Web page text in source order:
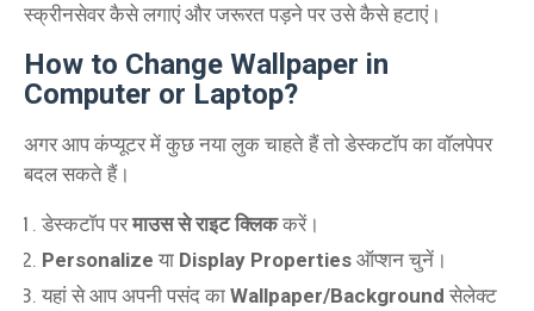
स्क्रीनसेवर कैसे लगाएं और जरूरत पड़ने पर उसे कैसे हटाएं।
How to Change Wallpaper in
Computer or Laptop?
अगर आप कंप्यूटर में कुछ नया लुक चाहते हैं तो डेस्कटॉप का वॉलपेपर
बदल सकते हैं।
डेस्कटॉप परमाउस से राइट क्लिककरें।
Personalize या Display Properties ऑप्शन चुनें।
यहां से आप अपनी पसंद का Wallpaper/Background सेलेक्ट